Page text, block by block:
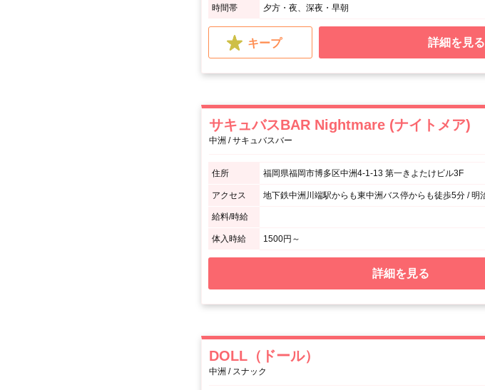
時間帯 夕方・夜、深夜・早朝
キープ 詳細を見る
サキュバスBAR Nightmare (ナイトメア)
中洲 / サキュバスバー
住所 福岡県福岡市博多区中洲4-1-13 第一きよたけビル3F
アクセス
給料/時給
体入時給 1500円～
詳細を見る
DOLL（ドール）
中洲 / スナック